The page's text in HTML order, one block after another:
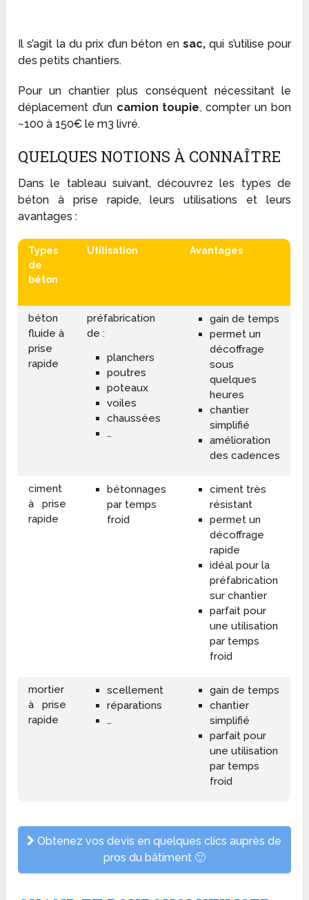
Il s’agit la du prix d’un béton en sac,qui s’utilise pour
des petits chantiers.
Pour un chantier plus conséquent nécessitant le
déplacement d’un camion toupie, compter un bon
~100 à 150€ le m3 livré.
QUELQUES NOTIONS À CONNAÎTRE
Dans le tableau suivant, découvrez les types de
béton à prise rapide, leurs utilisations et leurs
avantages :
Types
de
béton
Utilisation Avantages
béton
fluide à
prise
rapide
préfabrication
de :
planchers
poutres
poteaux
voiles
chaussées
…
gain de temps
permet un
décoffrage
sous
quelques
heures
chantier
simplifié
amélioration
des cadences
ciment
à prise
rapide
bétonnages
par temps
froid
ciment très
résistant
permet un
décoffrage
rapide
idéal pour la
préfabrication
sur chantier
parfait pour
une utilisation
par temps
froid
mortier
à prise
rapide
scellement
réparations
…
gain de temps
chantier
simplifié
parfait pour
une utilisation
par temps
froid
Obtenez vos devis en quelques clics auprès de
pros du bâtiment 🙂